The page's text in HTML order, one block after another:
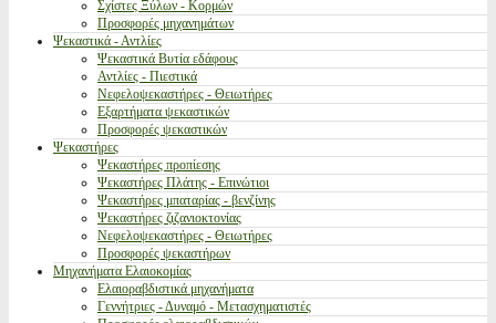
Σχίστες Ξύλων - Κορμών
Προσφορές μηχανημάτων
Ψεκαστικά - Αντλίες
Ψεκαστικά Βυτία εδάφους
Αντλίες - Πιεστικά
Νεφελοψεκαστήρες - Θειωτήρες
Εξαρτήματα ψεκαστικών
Προσφορές ψεκαστικών
Ψεκαστήρες
Ψεκαστήρες προπίεσης
Ψεκαστήρες Πλάτης - Επινώτιοι
Ψεκαστήρες μπαταρίας - βενζίνης
Ψεκαστήρες ζιζανιοκτονίας
Νεφελοψεκαστήρες - Θειωτήρες
Προσφορές ψεκαστήρων
Μηχανήματα Ελαιοκομίας
Ελαιοραβδιστικά μηχανήματα
Γεννήτριες - Δυναμό - Μετασχηματιστές